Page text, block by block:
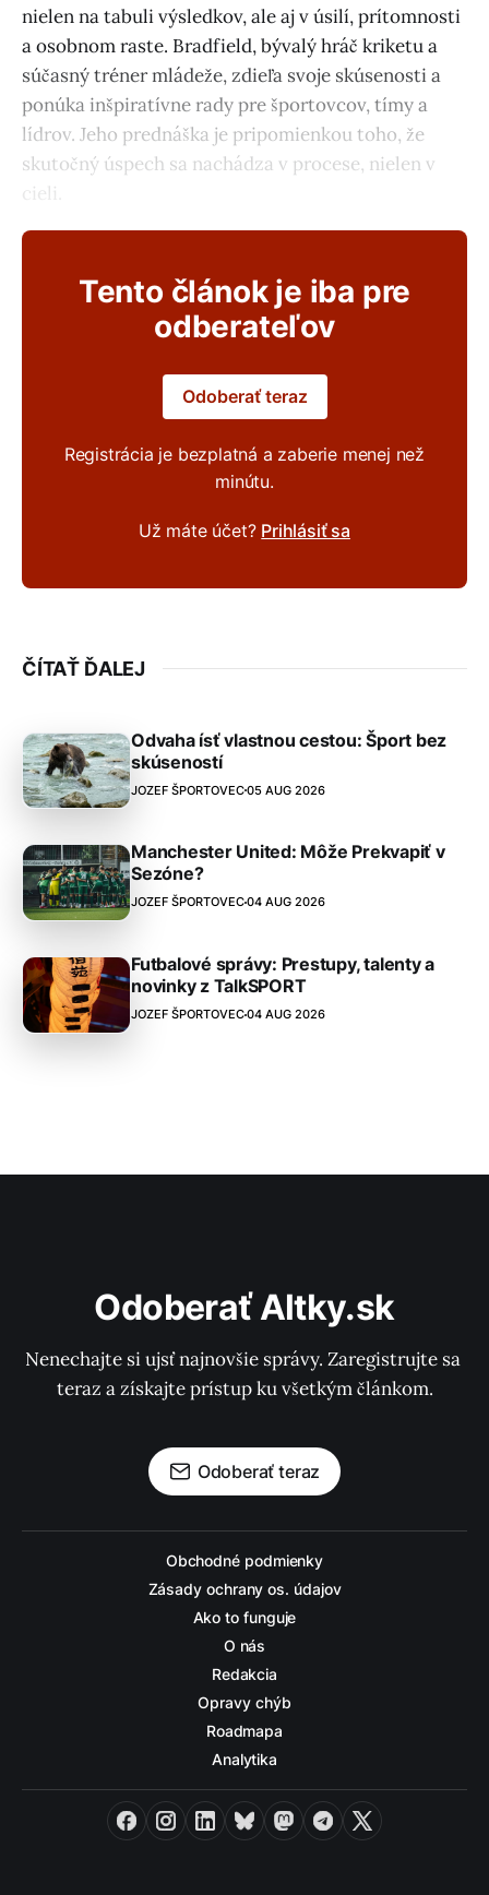
nielen na tabuli výsledkov, ale aj v úsilí, prítomnosti
a osobnom raste. Bradfield, bývalý hráč kriketu a
súčasný tréner mládeže, zdieľa svoje skúsenosti a
ponúka inšpiratívne rady pre športovcov, tímy a
lídrov. Jeho prednáška je pripomienkou toho, že
skutočný úspech sa nachádza v procese, nielen v
cieli.
Tento článok je iba pre
odberateľov
Odoberať teraz
Registrácia je bezplatná a zaberie menej než
minútu.
Už máte účet? Prihlásiť sa
ČÍTAŤ ĎALEJ
Odvaha ísť vlastnou cestou: Šport bez
skúseností
JOZEF ŠPORTOVEC05 AUG 2026
Manchester United: Môže Prekvapiť v
Sezóne?
JOZEF ŠPORTOVEC04 AUG 2026
Futbalové správy: Prestupy, talenty a
novinky z TalkSPORT
JOZEF ŠPORTOVEC04 AUG 2026
Odoberať Altky.sk
Nenechajte si ujsť najnovšie správy. Zaregistrujte sa
teraz a získajte prístup ku všetkým článkom.
Odoberať teraz
Obchodné podmienky
Zásady ochrany os. údajov
Ako to funguje
O nás
Redakcia
Opravy chýb
Roadmapa
Analytika
FacebookInstagramLinkedInBlueskyMastodon
Telegram
X